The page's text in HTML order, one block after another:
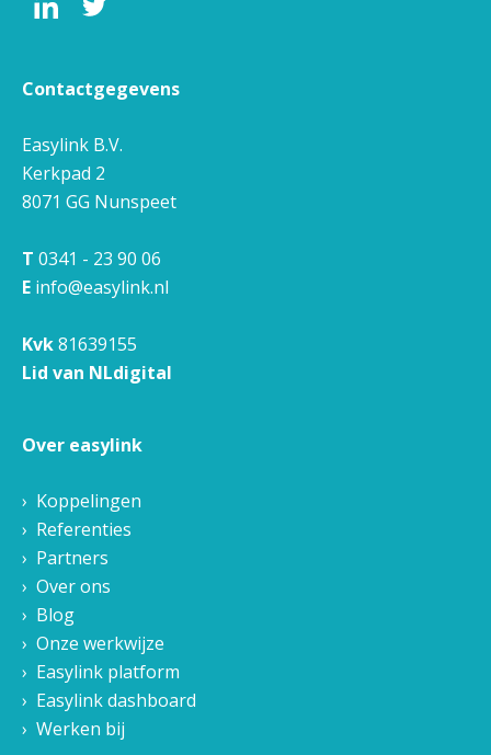
Contactgegevens
Easylink B.V.
Kerkpad 2
8071 GG Nunspeet
T 0341 - 23 90 06
E info@easylink.nl
Kvk81639155
Lid van NLdigital
Over easylink
Koppelingen
Referenties
Partners
Over ons
Blog
Onze werkwijze
Easylink platform
Easylink dashboard
Werken bij